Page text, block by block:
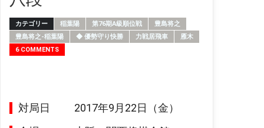
カテゴリー 稲葉陽 第76期A級順位戦
豊島将之
豊島将之-稲葉陽
◆ 優勢守り快勝 力戦居飛車
雁木
6 COMMENTS
対局日
2017年9月22日（金）